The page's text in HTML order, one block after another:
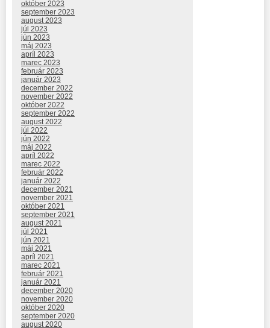
október 2023
september 2023
august 2023
júl 2023
jún 2023
máj 2023
apríl 2023
marec 2023
február 2023
január 2023
december 2022
november 2022
október 2022
september 2022
august 2022
júl 2022
jún 2022
máj 2022
apríl 2022
marec 2022
február 2022
január 2022
december 2021
november 2021
október 2021
september 2021
august 2021
júl 2021
jún 2021
máj 2021
apríl 2021
marec 2021
február 2021
január 2021
december 2020
november 2020
október 2020
september 2020
august 2020